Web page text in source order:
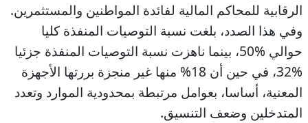
الرقابية للمحاكم المالية لفائدة المواطنين والمستثمرين.
وفي هذا الصدد، بلغت نسبة التوصيات المنفذة كليا
حوالي %50، بينما ناهزت نسبة التوصيات المنفذة جزئيا
%32، في حين أن 18% منها غير منجزة بررتها الأجهزة
المعنية، أساسا، بعوامل مرتبطة بمحدودية الموارد وتعدد
المتدخلين وضعف التنسيق.